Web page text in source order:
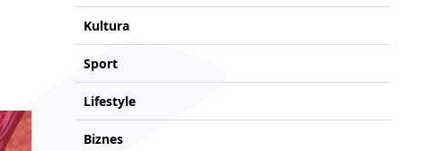
Kultura
Sport
Lifestyle
Biznes